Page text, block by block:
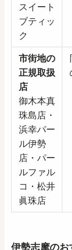
スイート
ブティッ
ク
市街地の
正規取扱
店
御木本真
珠島店・
浜幸パー
ル伊勢
店・パー
ルファル
コ・松井
眞珠店
伊勢志摩のお